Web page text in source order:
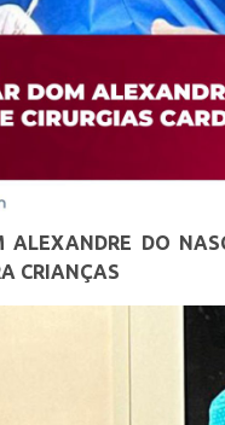
ALEXANDRE DO
CRIANÇAS